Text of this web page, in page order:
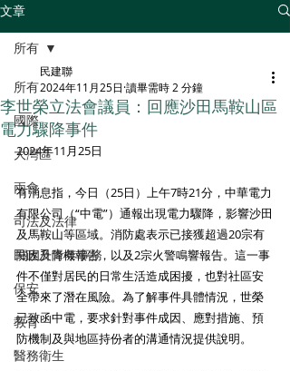
文章
所有
國際
大灣區
兩會
司法及法律
民政及青年事務
保安
教育
醫務衛生
所有
李世榮立法會議員：回應沙田馬鞍山區
電力驟降事件
民建聯
2024年11月25日 讀畢需時 2 分鐘
2024年11月25日
有消息指，今日（25日）上午7時21分，中華電力
有限公司（“中電”）通報出現電力驟降，影響沙田
及馬鞍山等區域。消防處表示已接獲超過20宗有
關困升降機報告，以及2宗火警鳴響報告。這一事
件不僅對居民的日常生活造成困擾，也對社區安
全帶來了潛在風險。為了解事件具體情況，世榮
已致函中電，要求針對事件成因、應對措施、預
防機制及與地區持份者的溝通情況提供說明。